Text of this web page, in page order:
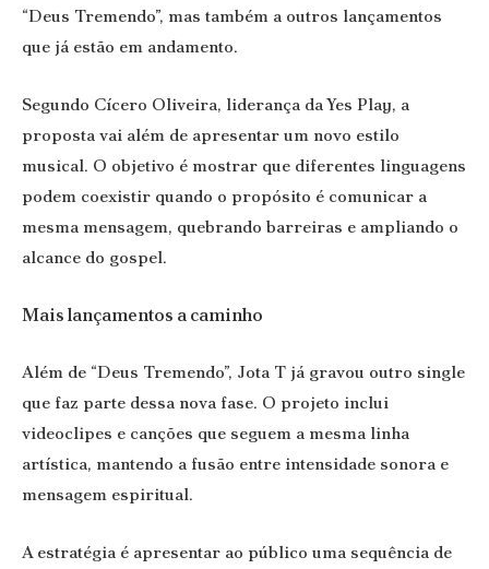
“Deus Tremendo”, mas também a outros lançamentos
que já estão em andamento.
Segundo Cícero Oliveira, liderança da Yes Play, a
proposta vai além de apresentar um novo estilo
musical. O objetivo é mostrar que diferentes linguagens
podem coexistir quando o propósito é comunicar a
mesma mensagem, quebrando barreiras e ampliando o
alcance do gospel.
Mais lançamentos a caminho
Além de “Deus Tremendo”, Jota T já gravou outro single
que faz parte dessa nova fase. O projeto inclui
videoclipes e canções que seguem a mesma linha
artística, mantendo a fusão entre intensidade sonora e
mensagem espiritual.
A estratégia é apresentar ao público uma sequência de